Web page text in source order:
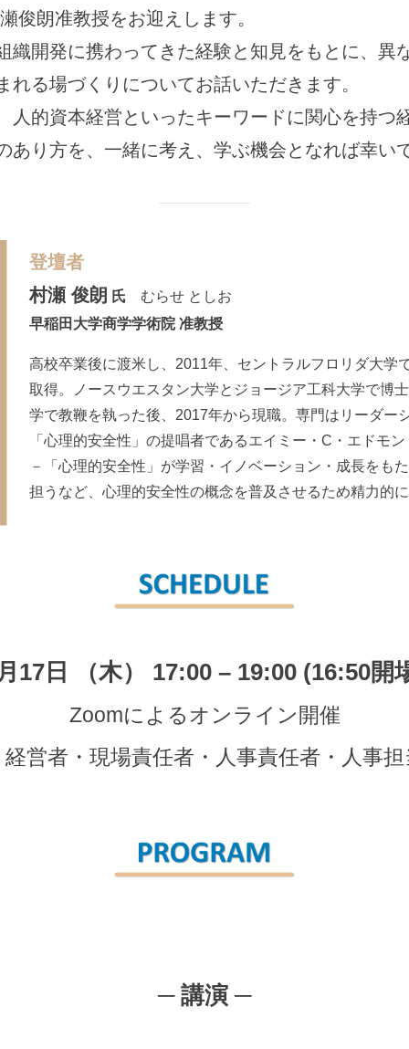
俊朗准教授をお迎えします。
織開発に携わってきた経験と知見をもとに、異
れる場づくりについてお話いただきます。
人的資本経営といったキーワードに関心を持つ
あり方を、一緒に考え、学ぶ機会となれば幸いで
登壇者
村瀬 俊朗 氏 むらせ としお
早稲田大学商学学術院 准教授
高校卒業後に渡米し、2011年、セントラルフロリダ大学
取得。ノースウエスタン大学とジョージア工科大学で博
学で教鞭を執った後、2017年から現職。専門はリーダー
「心理的安全性」の提唱者であるエイミー・C・エドモ
－「心理的安全性」が学習・イノベーション・成長をも
担うなど、心理的安全性の概念を普及させるため精力的に
17日 （木） 17:00 – 19:00 (16:50開
Zoomによるオンライン開催
営者・現場責任者・人事責任者・人事担
─講演 ─